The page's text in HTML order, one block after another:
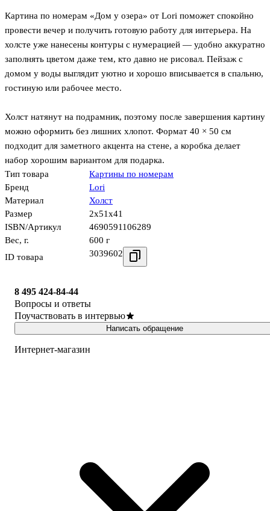
Картина по номерам «Дом у озера» от Lori поможет спокойно
провести вечер и получить готовую работу для интерьера. На
холсте уже нанесены контуры с нумерацией — удобно аккуратно
заполнять цветом даже тем, кто давно не рисовал. Пейзаж с
домом у воды выглядит уютно и хорошо вписывается в спальню,
гостиную или рабочее место.
Холст натянут на подрамник, поэтому после завершения картину
можно оформить без лишних хлопот. Формат 40 × 50 см
подходит для заметного акцента на стене, а коробка делает
набор хорошим вариантом для подарка.
Тип товара
Картины по номерам
Бренд
Lori
Материал
Холст
Размер
2x51x41
ISBN/Артикул
4690591106289
Вес, г.
600 г
ID товара
3039602
8 495 424-84-44
Вопросы и ответы
Поучаствовать в интервью
Написать обращение
Интернет-магазин